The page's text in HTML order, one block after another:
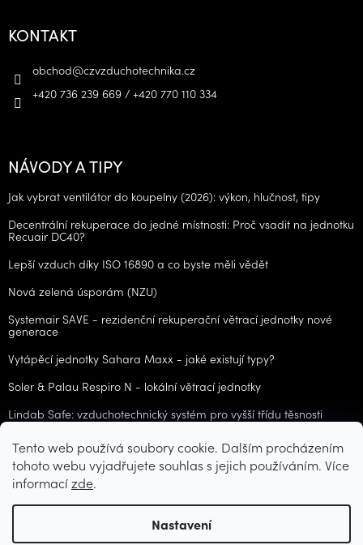
Tento web používá soubory cookie. Dalším procházením
tohoto webu vyjadřujete souhlas s jejich používáním. Více
informacízde.
Nastavení
KONTAKT
obchod@czvzduchotechnika.cz
+420 736 239 669 / +420 770 110 334
NÁVODY A TIPY
Jak vybrat ventilátor do koupelny (2026): výkon, hlučnost, tipy
Decentrální rekuperace do jedné místnosti: Proč vsadit na jednotku
Recuair DC40?
Lepší vzduch díky ISO 16890 a co byste měli vědět
Nová zelená úsporám (NZU)
Systemair SAVE - rezidenční rekuperační větrací jednotky nové
generace
Vytápěcí jednotky Sahara Maxx - jaké existují typy?
Soler & Palau Respiro N - lokální větrací jednotky
Lindab Safe: vzduchotechnický systém pro vyšší třídu těsnosti
ARCHIV
Vytvořil Shoptet